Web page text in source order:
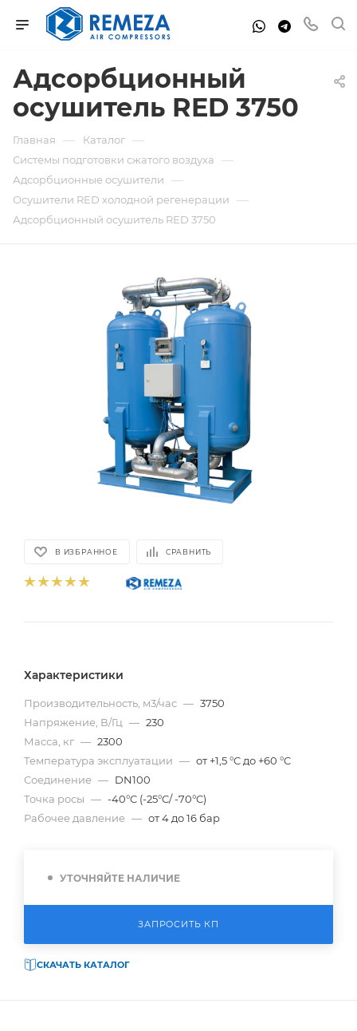
Адсорбционный
осушитель RED 3750
Главная — Каталог —
Системы подготовки сжатого воздуха —
Адсорбционные осушители —
Осушители RED холодной регенерации —
Адсорбционный осушитель RED 3750
В ИЗБРАННОЕ СРАВНИТЬ
Характеристики
Производительность, м3/час — 3750
Напряжение, В/Гц — 230
Масса, кг — 2300
Температура эксплуатации — от +1,5 °C до +60 °C
Соединение — DN100
Точка росы — -40°C (-25°C/ -70°C)
Рабочее давление — от 4 до 16 бар
УТОЧНЯЙТЕ НАЛИЧИЕ
ЗАПРОСИТЬ КП
СКАЧАТЬ КАТАЛОГ